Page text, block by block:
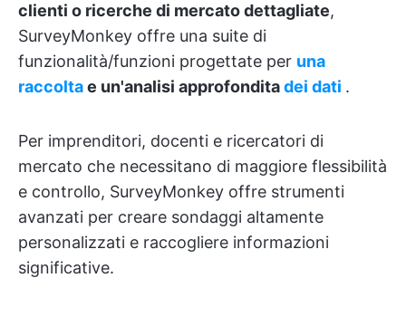
clienti o ricerche di mercato dettagliate,
SurveyMonkey offre una suite di
funzionalità/funzioni progettate per una
raccoltae un'analisi approfonditadei dati .
Per imprenditori, docenti e ricercatori di
mercato che necessitano di maggiore flessibilità
e controllo, SurveyMonkey offre strumenti
avanzati per creare sondaggi altamente
personalizzati e raccogliere informazioni
significative.